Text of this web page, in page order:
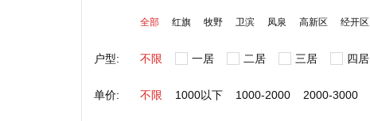
全部 红旗 牧野 卫滨 凤泉 高新区 经开区
户型: 不限 一居 二居 三居 四居
单价: 不限 1000以下 1000-2000 2000-3000